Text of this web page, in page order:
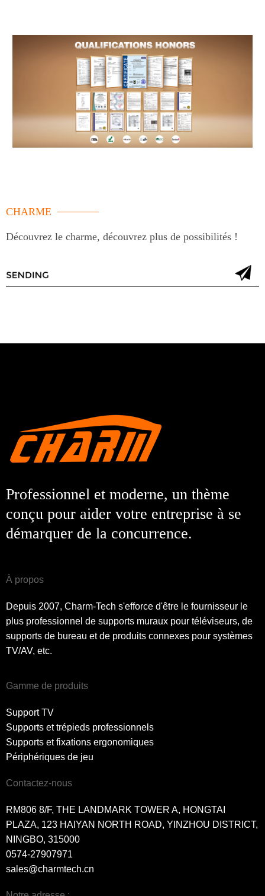
CHARME
Découvrez le charme, découvrez plus de possibilités !
Professionnel et moderne, un thème
conçu pour aider votre entreprise à se
démarquer de la concurrence.
À propos
Depuis 2007, Charm-Tech s'efforce d'être le fournisseur le
plus professionnel de supports muraux pour téléviseurs, de
supports de bureau et de produits connexes pour systèmes
TV/AV, etc.
Gamme de produits
Support TV
Supports et trépieds professionnels
Supports et fixations ergonomiques
Périphériques de jeu
Contactez-nous
RM806 8/F, THE LANDMARK TOWER A, HONGTAI
PLAZA, 123 HAIYAN NORTH ROAD, YINZHOU DISTRICT,
NINGBO, 315000
0574-27907971
sales@charmtech.cn